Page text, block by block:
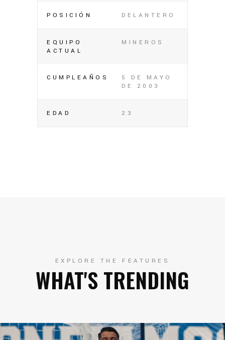
POSICIÓN DELANTERO
EQUIPO
ACTUAL
MINEROS
CUMPLEAÑOS
5 DE MAYO
DE 2003
EDAD 23
EXPLORE THE FEATURES
WHAT'S TRENDING